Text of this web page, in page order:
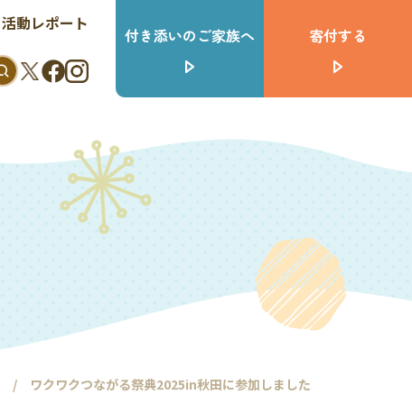
活動レポート
付き添いのご家族へ 寄付する
ワクワクつながる祭典2025in秋田に参加しました